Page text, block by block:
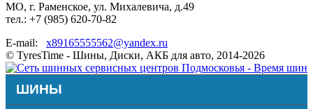
МО, г. Раменское, ул. Михалевича, д.49
тел.: +7 (985) 620-70-82
E-mail: x89165555562@yandex.ru
© TyresTime - Шины, Диски, АКБ для авто, 2014-2026
ШИНЫ